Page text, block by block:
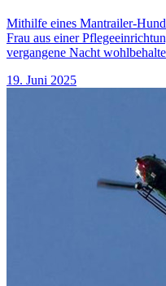
Mithilfe eines Mantrailer-
Frau aus einer
vergangene Nacht
19. Juni 2025